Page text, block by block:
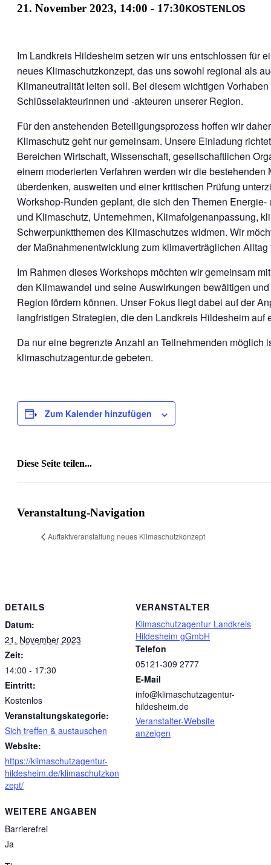
21. November 2023, 14:00 - 17:30KOSTENLOS
Im Landkreis Hildesheim setzen wir uns entschlossen für
neues Klimaschutzkonzept, das uns sowohl regional als
Klimaneutralität leiten soll. Bei diesem wichtigen
Schlüsselakteurinnen und -akteuren unserer Region.
Für den anstehenden Beteiligungsprozess hoffen wir
Klimaschutz geht nur gemeinsam. Unsere Einladung
Bereichen Wirtschaft, Wissenschaft, gesellschaftlichen
einem moderierten Verfahren werden wir die
überdenken, ausweiten und einer kritischen Prüfung
Workshop-Runden geplant, die sich den Themen
und Klimaschutz, Unternehmen, Klimafolgenanpassung,
Schwerpunktthemen des Klimaschutzes widmen. Wir
der Maßnahmenentwicklung zum klimaverträglichen
Im Rahmen dieses Workshops möchten wir gemeinsam
den Klimawandel und seine Auswirkungen bewältigen
Region fördern können. Unser Fokus liegt dabei auf der
langfristigen Strategien, die den Landkreis Hildesheim auf
Da nur eine begrenzte Anzahl an Teilnehmenden möglich
klimaschutzagentur.de gebeten.
Zum Kalender hinzufügen
Diese Seite teilen...
Veranstaltung-Navigation
Auftaktveranstaltung neues Klimaschutzkonzept
DETAILS
Datum:
21. November 2023
Zeit:
14:00 - 17:30
Eintritt:
Kostenlos
Veranstaltungskategorie:
Sich treffen & austauschen
Website:
https://klimaschutzagentur-
hildesheim.de/klimaschutzkon
zept/
VERANSTALTER
Klimaschutzagentur Landkreis
Hildesheim gGmbH
Telefon
05121-309 2777
E-Mail
info@klimaschutzagentur-
hildesheim.de
Veranstalter-Website
anzeigen
WEITERE ANGABEN
Barrierefrei
Ja